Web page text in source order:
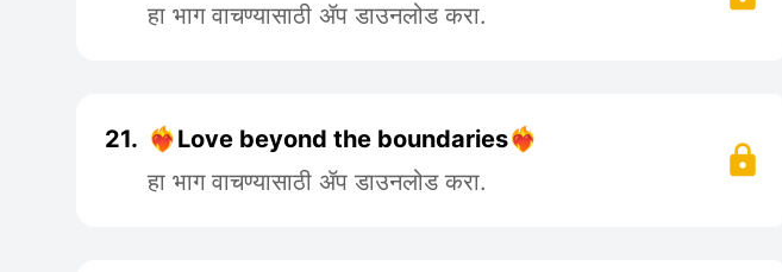
हा भाग वाचण्यासाठी ॲप डाउनलोड करा.
21. ❤️‍🔥Love beyond the boundaries❤️‍🔥
हा भाग वाचण्यासाठी ॲप डाउनलोड करा.